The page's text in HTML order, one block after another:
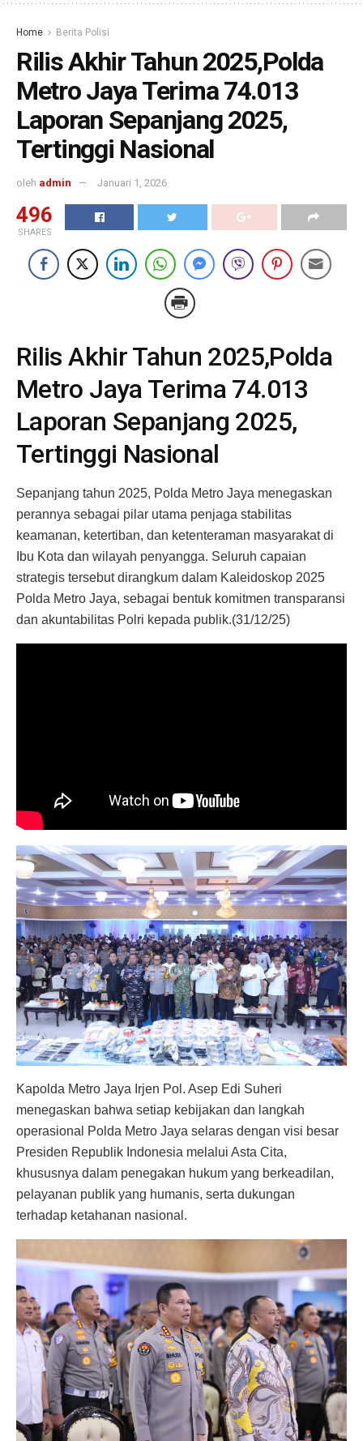
Home Berita Polisi
Rilis Akhir Tahun 2025,Polda
Metro Jaya Terima 74.013
Laporan Sepanjang 2025,
Tertinggi Nasional
oleh admin Januari 1, 2026
496
SHARES
Rilis Akhir Tahun 2025,Polda
Metro Jaya Terima 74.013
Laporan Sepanjang 2025,
Tertinggi Nasional
Sepanjang tahun 2025, Polda Metro Jaya menegaskan
perannya sebagai pilar utama penjaga stabilitas
keamanan, ketertiban, dan ketenteraman masyarakat di
Ibu Kota dan wilayah penyangga. Seluruh capaian
strategis tersebut dirangkum dalam Kaleidoskop 2025
Polda Metro Jaya, sebagai bentuk komitmen transparansi
dan akuntabilitas Polri kepada publik.(31/12/25)
Kapolda Metro Jaya Irjen Pol. Asep Edi Suheri
menegaskan bahwa setiap kebijakan dan langkah
operasional Polda Metro Jaya selaras dengan visi besar
Presiden Republik Indonesia melalui Asta Cita,
khususnya dalam penegakan hukum yang berkeadilan,
pelayanan publik yang humanis, serta dukungan
terhadap ketahanan nasional.